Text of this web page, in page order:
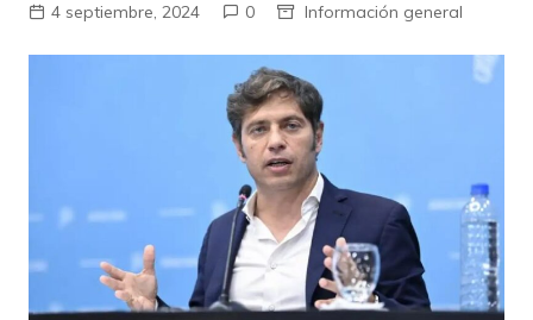
4 septiembre, 2024 0 Información general